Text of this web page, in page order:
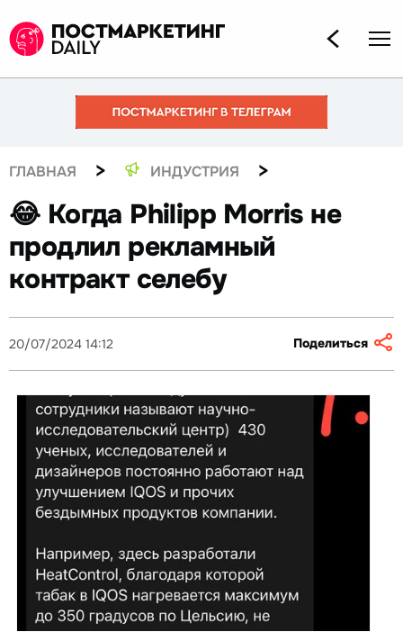
ГЛАВНАЯ > ИНДУСТРИЯ >
😂 Когда Philipp Morris не
продлил рекламный
контракт селебу
20/07/2024 14:12 Поделиться